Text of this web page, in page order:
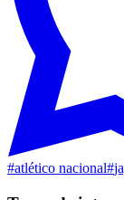
#atlético nacional#